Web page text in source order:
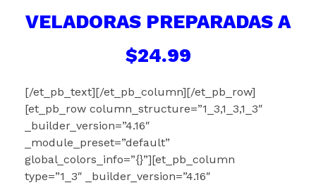
VELADORAS PREPARADAS A
$24.99
[/et_pb_text][/et_pb_column][/et_pb_row]
[et_pb_row column_structure=”1_3,1_3,1_3″
_builder_version=”4.16″
_module_preset=”default”
global_colors_info=”{}”][et_pb_column
type=”1_3″ _builder_version=”4.16″